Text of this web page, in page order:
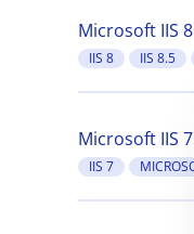
Microsoft IIS
IIS 8 IIS 8.5
Microsoft IIS
IIS 7